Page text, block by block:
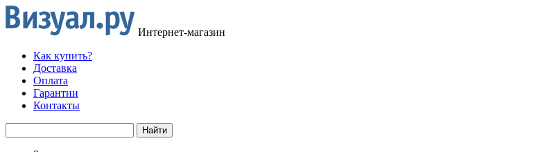
Интернет-магазин
Как купить?
Доставка
Оплата
Гарантии
Контакты